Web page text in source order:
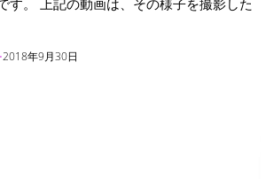
す。 上記の動画は、その様子を撮影した
2018年9月30日